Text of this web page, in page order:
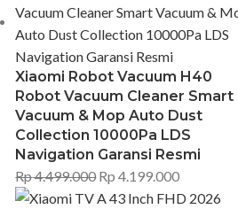
Xiaomi Robot Vacuum H40
Robot Vacuum Cleaner Smart
Vacuum & Mop Auto Dust
Collection 10000Pa LDS
Navigation Garansi Resmi
Rp4.499.000Rp 4.199.000